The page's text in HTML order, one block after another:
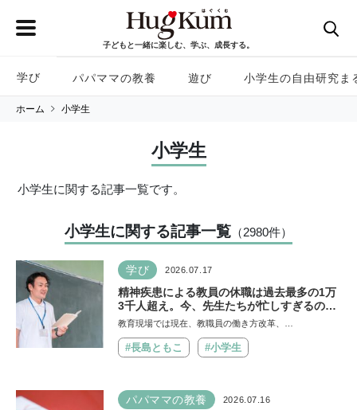
子どもと一緒に楽しむ、学ぶ、成長する。
学び パパママの教養 遊び 小学生の自由研究ま
ホーム 小学生
小学生
小学生に関する記事一覧です。
小学生に関する記事一覧 （2980件）
学び 2026.07.17
精神疾患による教員の休職は過去最多の1万
3千人超え。今、先生たちが忙しすぎるのは
なぜ？【保護者が知っておきたい学校のリア
教育現場では現在、教職員の働き方改革、…
#長島ともこ #小学生
パパママの教養 2026.07.16